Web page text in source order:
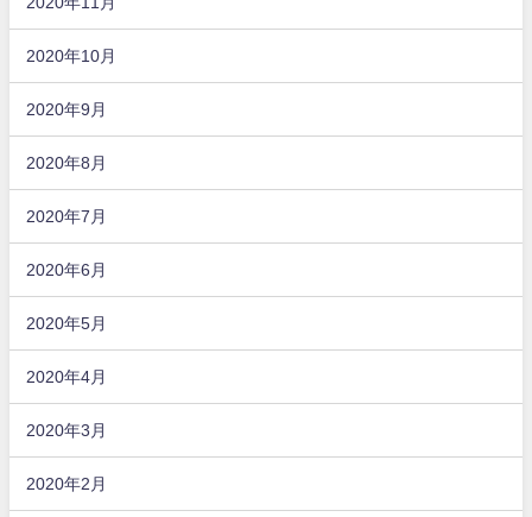
2020年10月
2020年9月
2020年8月
2020年7月
2020年6月
2020年5月
2020年4月
2020年3月
2020年2月